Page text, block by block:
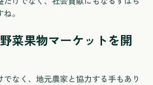
。
菜果物マーケットを開
でなく、地元農家と協力する手もあり